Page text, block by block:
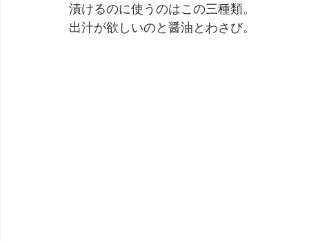
漬けるのに使うのはこの三種類。
出汁が欲しいのと醤油とわさび。